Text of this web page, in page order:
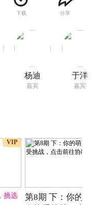
自我，在现实与理想之间
“西游精神”。
下载 分享
杨迪
嘉宾
于洋
嘉宾
VIP
挑选
第8期 下：你的